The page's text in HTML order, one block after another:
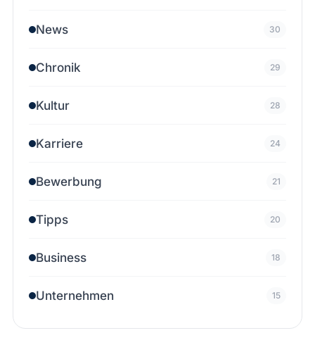
News 30
Chronik 29
Kultur 28
Karriere 24
Bewerbung 21
Tipps 20
Business 18
Unternehmen 15